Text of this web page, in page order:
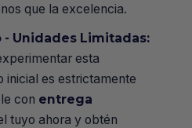
que la excelencia.
- Unidades Limitadas:
esta
inicial es estrictamente
con entrega
tuyo ahora y obtén